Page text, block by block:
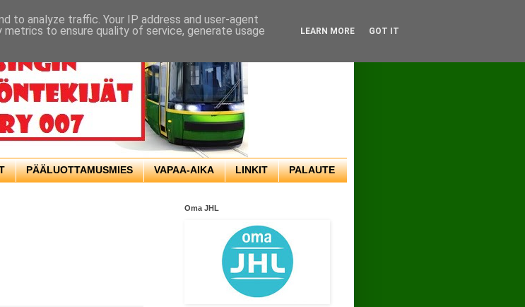
PÄÄLUOTTAMUSMIES VAPAA-AIKA LINKIT PALAUTE
Oma JHL
to analyze traffic. Your IP address and user-agent
to ensure quality of service, generate usage
LEARN MORE GOT IT